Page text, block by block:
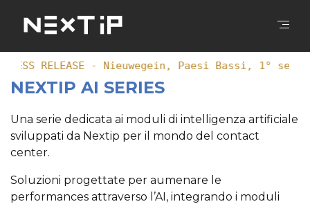
RELEASE - Nieuwegein, Paesi Bassi,
NEXTIP AI SERIES
Una serie dedicata ai moduli di intelligenza artificiale
sviluppati da Nextip per il mondo del contact
center.
Soluzioni progettate per aumenare le
performances attraverso l’AI, integrando i moduli